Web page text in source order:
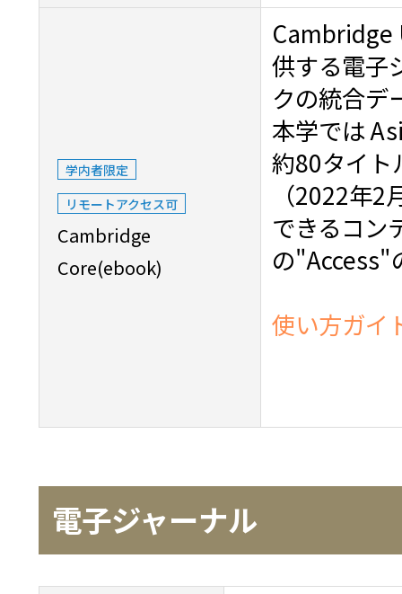
学内者限定
リモートアクセス可
Cambridge
Core(ebook)
Cambridge
供する電子
クの統合デ
本学では
約80タイト
（2022年
できるコン
の"Access"
使い方ガイ
電子ジャーナル